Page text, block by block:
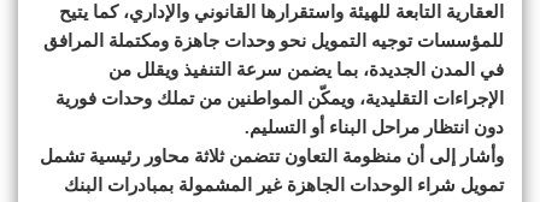
العقارية التابعة للهيئة واستقرارها القانوني والإداري، كما يتيح
للمؤسسات توجيه التمويل نحو وحدات جاهزة ومكتملة المرافق
في المدن الجديدة، بما يضمن سرعة التنفيذ ويقلل من
الإجراءات التقليدية، ويمكّن المواطنين من تملك وحدات فورية
دون انتظار مراحل البناء أو التسليم.
وأشار إلى أن منظومة التعاون تتضمن ثلاثة محاور رئيسية تشمل
تمويل شراء الوحدات الجاهزة غير المشمولة بمبادرات البنك